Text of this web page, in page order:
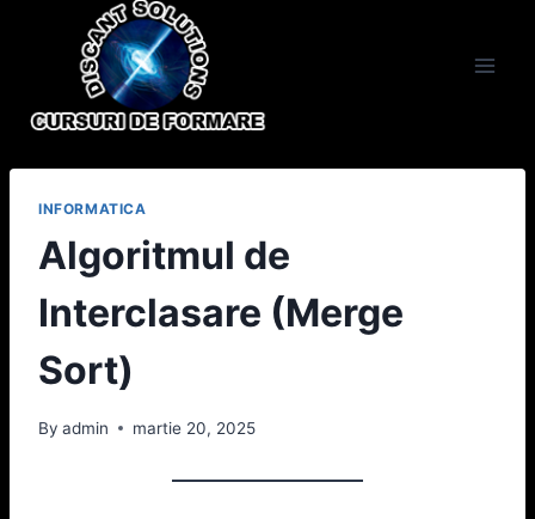
INFORMATICA
Algoritmul de
Interclasare (Merge
Sort)
By admin martie 20, 2025